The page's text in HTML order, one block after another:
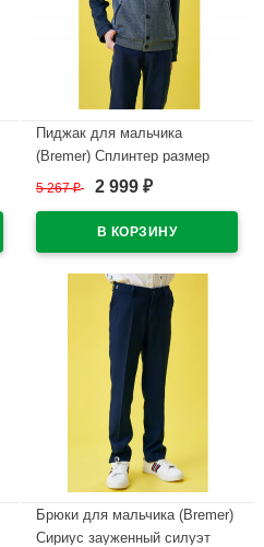
Пиджак для мальчика
(Bremer) Сплинтер размер
32/140-44/176 цвет синий
5 267₽ 2 999 ₽
Брюки для мальчика (Bremer)
Сириус зауженный силуэт